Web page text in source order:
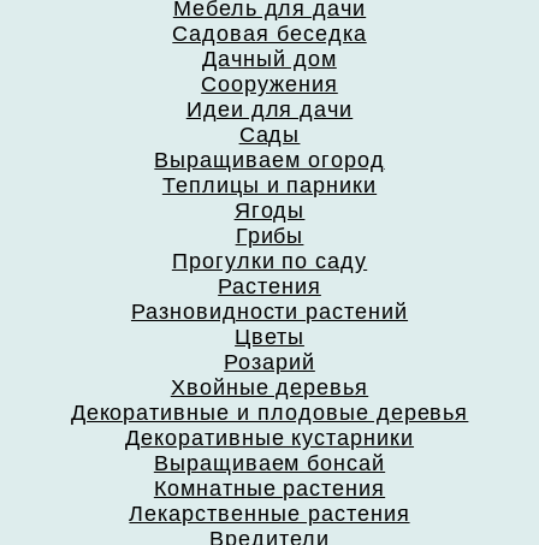
Мебель для дачи
Садовая беседка
Дачный дом
Сооружения
Идеи для дачи
Сады
Выращиваем огород
Теплицы и парники
Ягоды
Грибы
Прогулки по саду
Растения
Разновидности растений
Цветы
Розарий
Хвойные деревья
Декоративные и плодовые деревья
Декоративные кустарники
Выращиваем бонсай
Комнатные растения
Лекарственные растения
Вредители